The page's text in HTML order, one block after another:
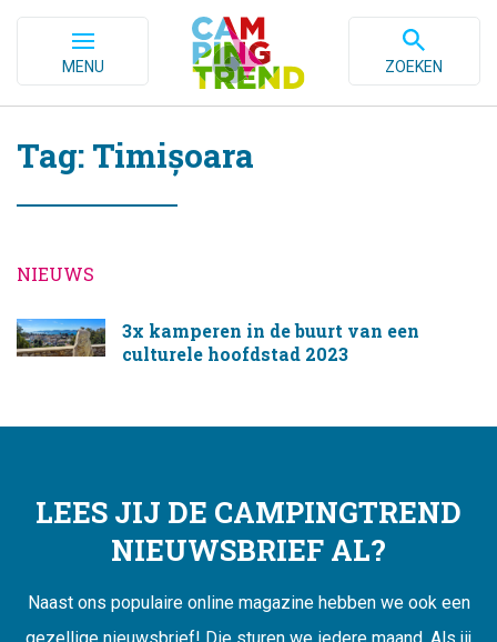
MENU ZOEKEN
Tag: Timișoara
NIEUWS
3x kamperen in de buurt van een
culturele hoofdstad 2023
LEES JIJ DE CAMPINGTREND
NIEUWSBRIEF AL?
Naast ons populaire online magazine hebben we ook een